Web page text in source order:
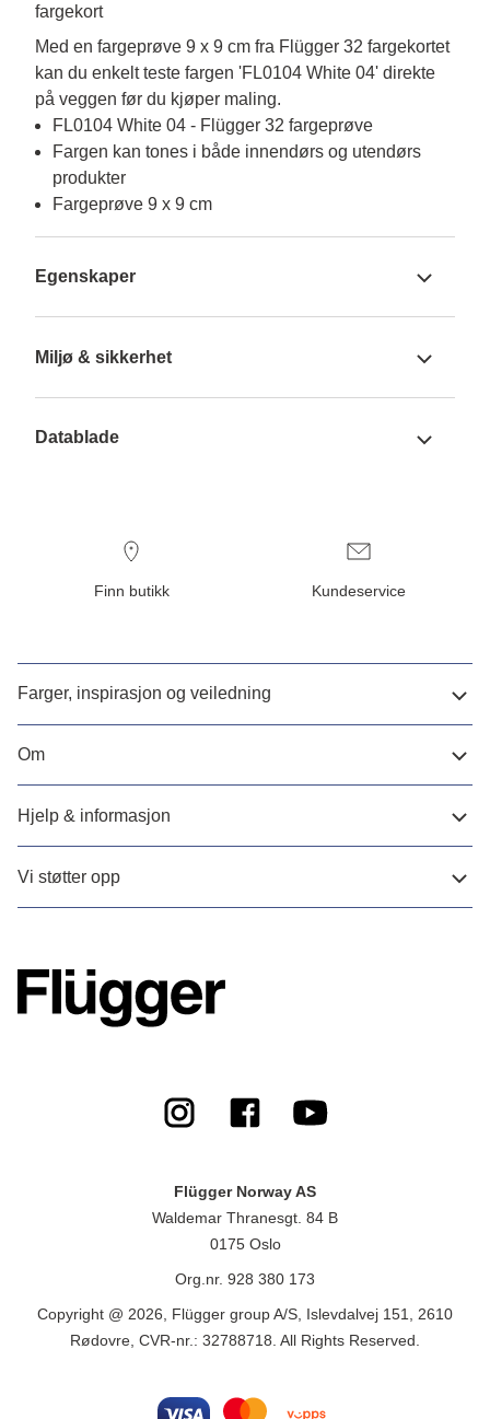
fargekort
Med en fargeprøve 9 x 9 cm fra Flügger 32 fargekortet
kan du enkelt teste fargen 'FL0104 White 04' direkte
på veggen før du kjøper maling.
FL0104 White 04 - Flügger 32 fargeprøve
Fargen kan tones i både innendørs og utendørs
produkter
Fargeprøve 9 x 9 cm
Egenskaper
Miljø & sikkerhet
Datablade
Finn butikk Kundeservice
Farger, inspirasjon og veiledning
Om
Hjelp & informasjon
Vi støtter opp
Flügger Norway AS
Waldemar Thranesgt. 84 B
0175 Oslo
Org.nr. 928 380 173
Copyright @ 2026, Flügger group A/S, Islevdalvej 151, 2610
Rødovre, CVR-nr.: 32788718. All Rights Reserved.